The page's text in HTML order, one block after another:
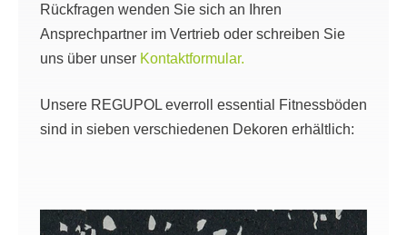
Rückfragen wenden Sie sich an Ihren
Ansprechpartner im Vertrieb oder schreiben Sie
uns über unser Kontaktformular.
Unsere REGUPOL everroll essential Fitnessböden
sind in sieben verschiedenen Dekoren erhältlich: